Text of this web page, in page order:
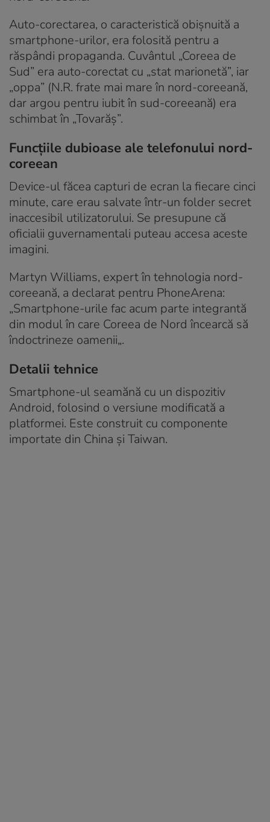
Auto-corectarea, o caracteristică obișnuită a
smartphone-urilor, era folosită pentru a
răspândi propaganda. Cuvântul „Coreea de
Sud” era auto-corectat cu „stat marionetă”, iar
„oppa” (N.R. frate mai mare în nord-coreeană,
dar argou pentru iubit în sud-coreeană) era
schimbat în „Tovarăș”.
Funcțiile dubioase ale telefonului nord-
coreean
Device-ul făcea capturi de ecran la fiecare cinci
minute, care erau salvate într-un folder secret
inaccesibil utilizatorului. Se presupune că
oficialii guvernamentali puteau accesa aceste
imagini.
Martyn Williams, expert în tehnologia nord-
coreeană, a declarat pentru PhoneArena:
„Smartphone-urile fac acum parte integrantă
din modul în care Coreea de Nord încearcă să
îndoctrineze oamenii„.
Detalii tehnice
Smartphone-ul seamănă cu un dispozitiv
Android, folosind o versiune modificată a
platformei. Este construit cu componente
importate din China și Taiwan.